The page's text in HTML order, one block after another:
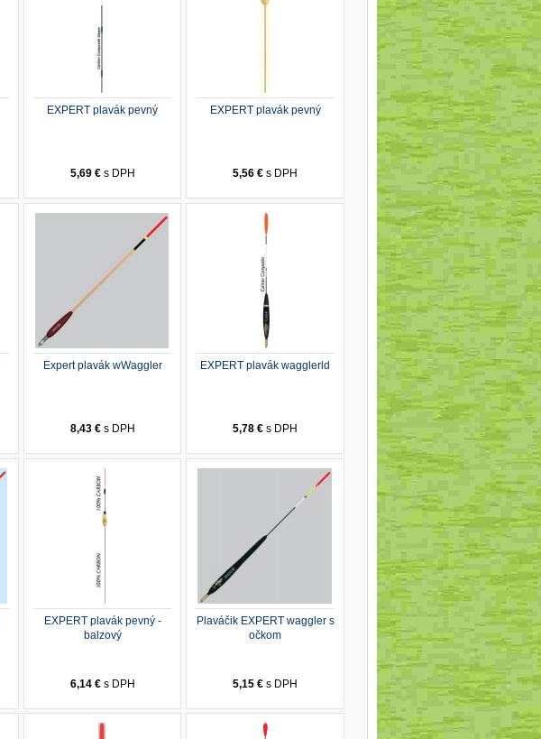
EXPERT plavák pevný
5,69 € s DPH
EXPERT plavák pevný
5,56 € s DPH
Expert plavák wWaggler
8,43 € s DPH
EXPERT plavák wagglerld
5,78 € s DPH
EXPERT plavák pevný -
balzový
6,14 € s DPH
Plaváčik EXPERT waggler s
očkom
5,15 € s DPH